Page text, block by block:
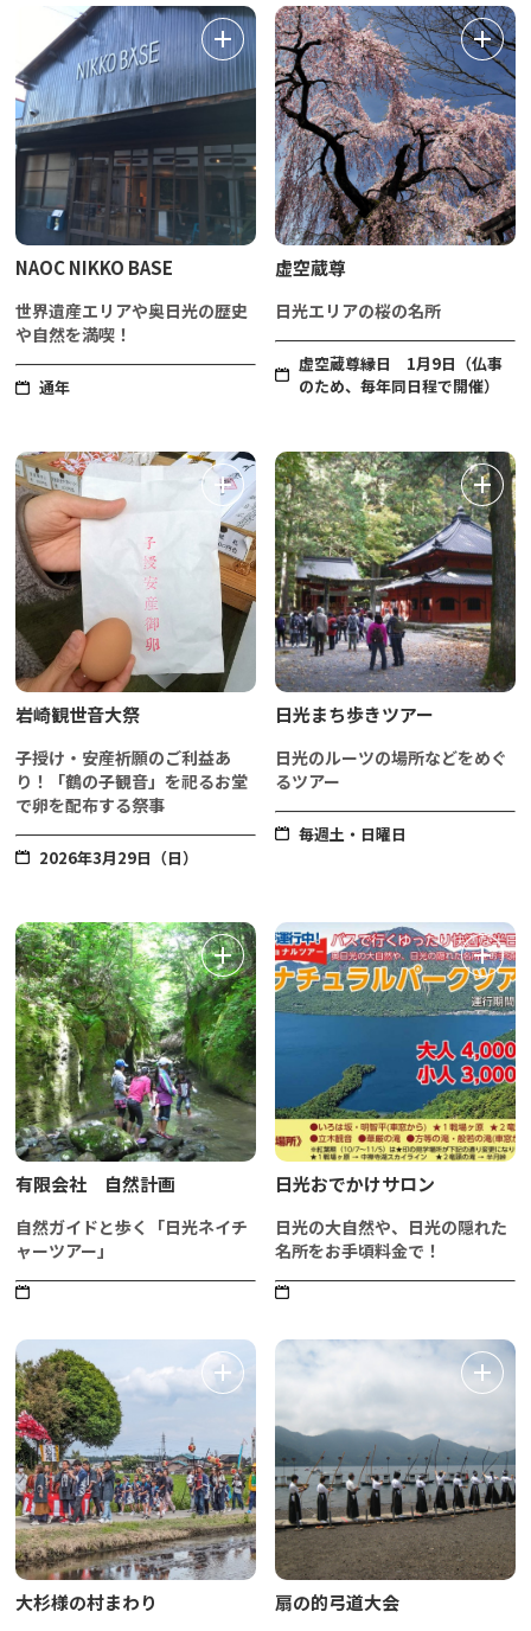
NAOC NIKKO BASE
世界遺産エリアや奥日光の歴史
や自然を満喫！
通年
虚空蔵尊
日光エリアの桜の名所
虚空蔵尊縁日 1月9日（仏事
のため、毎年同日程で開催）
岩崎観世音大祭
子授け・安産祈願のご利益あ
り！「鶴の子観音」を祀るお堂
で卵を配布する祭事
2026年3月29日（日）
日光まち歩きツアー
日光のルーツの場所などをめぐ
るツアー
毎週土・日曜日
有限会社 自然計画
自然ガイドと歩く「日光ネイチ
ャーツアー」
日光おでかけサロン
日光の大自然や、日光の隠れた
名所をお手頃料金で！
大杉様の村まわり 扇の的弓道大会